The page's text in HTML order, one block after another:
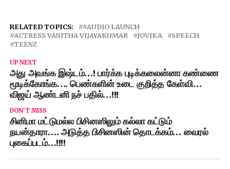
RELATED TOPICS:
#AUDIO LAUNCH
ACTRESS VANITHA VIJAYAKUMAR
JOVIKA
SPEECH
TEENZ
UP NEXT
அது அவங்க இஷ்டம்…! பார்க்க புடிக்கலைன்னா கண்ணை
மூடிக்கோங்க…. பெண்களின் உடை குறித்த கேள்வி…
விஜய் ஆண்டனி நச் பதில்…!!!
DON'T MISS
சினிமா மட்டுமல்ல பிசினஸிலும் கல்லா கட்டும்
நயன்தாரா…. அடுத்த பிசினஸின் தொடக்கம்… வைரல்
புகைப்படம்…!!!!